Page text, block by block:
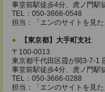
事堂前駅徒歩4分、虎ノ門駅
TEL：050-3666-0548
担当：「エンのサイトを見
【東京都】大手町支社
〒100-0013
東京都千代田区霞が関3-7-1
事堂前駅徒歩4分、虎ノ門駅
TEL：050-3666-0288
担当：「エンのサイトを見